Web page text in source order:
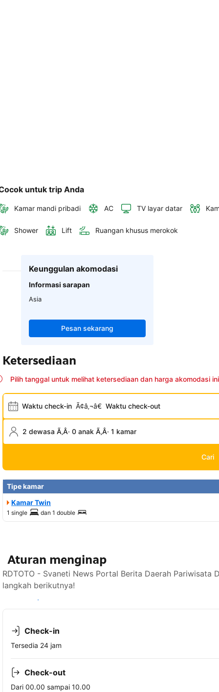
untuk trip Anda
Kamar mandi pribadi AC TV layar datar
Shower Lift Ruangan khusus merokok
Keunggulan akomodasi
Informasi sarapan
Asia
Pesan sekarang
Ketersediaan
Pilih tanggal untuk melihat ketersediaan dan harga akomodasi ini
Waktu check-in Ã¢â‚¬â€ Waktu check-out
2 dewasa Ã‚Â· 0 anak Ã‚Â· 1 kamar
Cari
Tipe kamar
Kamar Twin
1 single dan 1 double
Aturan menginap
RDTOTO - Svaneti News Portal Berita Daerah
langkah berikutnya!
Lihat ketersediaan
Check-in
Tersedia 24 jam
Check-out
Dari 00.00 sampai 10.00